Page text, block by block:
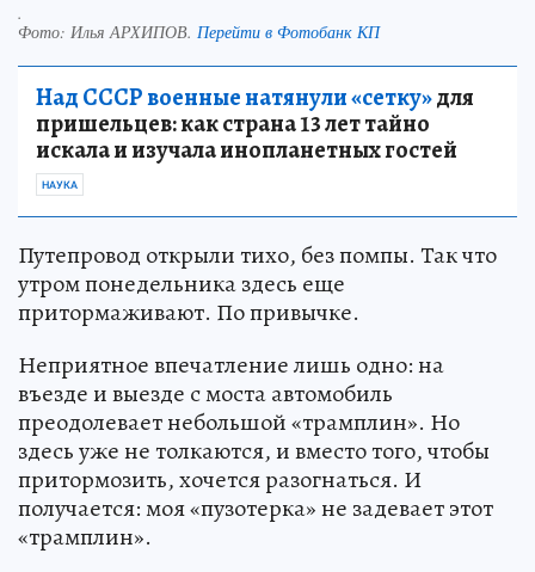
.
Фото: Илья АРХИПОВ. Перейти в Фотобанк КП
Над СССР военные натянули «сетку»для
пришельцев: как страна 13 лет тайно
искала и изучала инопланетных гостей
НАУКА
Путепровод открыли тихо, без помпы. Так что
утром понедельника здесь еще
притормаживают. По привычке.
Неприятное впечатление лишь одно: на
въезде и выезде с моста автомобиль
преодолевает небольшой «трамплин». Но
здесь уже не толкаются, и вместо того, чтобы
притормозить, хочется разогнаться. И
получается: моя «пузотерка» не задевает этот
«трамплин».